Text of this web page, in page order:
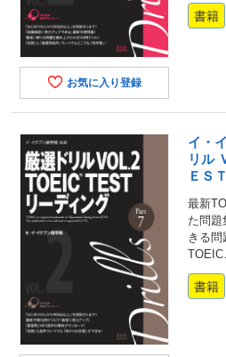
お気に入り登録
書籍
イ・
リル
ＥＳ
最新
た問
きる問
書籍